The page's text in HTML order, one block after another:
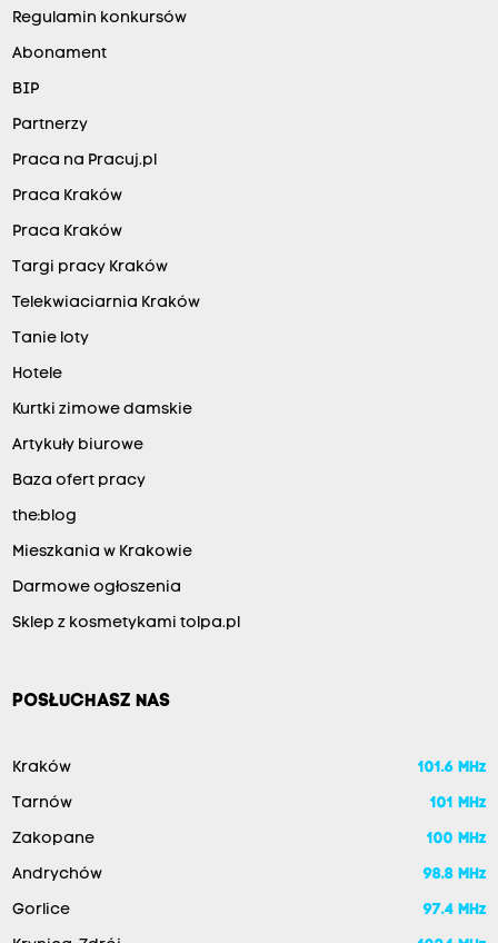
Regulamin konkursów
Abonament
BIP
Partnerzy
Praca na Pracuj.pl
Praca Kraków
Praca Kraków
Targi pracy Kraków
Telekwiaciarnia Kraków
Tanie loty
Hotele
Kurtki zimowe damskie
Artykuły biurowe
Baza ofert pracy
the:blog
Mieszkania w Krakowie
Darmowe ogłoszenia
Sklep z kosmetykami tolpa.pl
POSŁUCHASZ NAS
Kraków 101.6 MHz
Tarnów 101 MHz
Zakopane 100 MHz
Andrychów 98.8 MHz
Gorlice 97.4 MHz